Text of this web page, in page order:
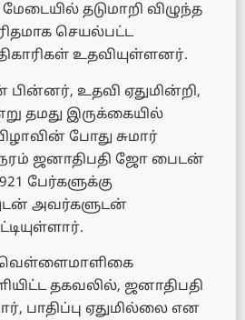
தடுமாறி விழுந்த
செயல்பட்ட
உதவியுள்ளனர்.
பின்னர், உதவி ஏதுமின்றி,
தமது இருக்கையில்
போது சுமார்
ஜனாதிபதி ஜோ பைடன்
பேர்களுக்கு
அவர்களுடன்
வெள்ளைமாளிகை
தகவலில், ஜனாதிபதி
பாதிப்பு ஏதுமில்லை என